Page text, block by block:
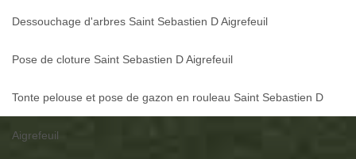
Dessouchage d'arbres Saint Sebastien D Aigrefeuil
Pose de cloture Saint Sebastien D Aigrefeuil
Tonte pelouse et pose de gazon en rouleau Saint Sebastien D
Aigrefeuil